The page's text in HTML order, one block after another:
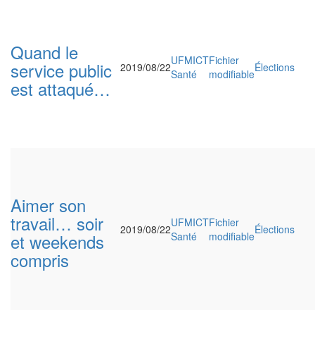
Quand le
service public
est attaqué…
2019/08/22UFMICT
Santé
Fichier
modifiableÉlections
Aimer son
travail… soir
et weekends
compris
2019/08/22UFMICT
Santé
Fichier
modifiableÉlections